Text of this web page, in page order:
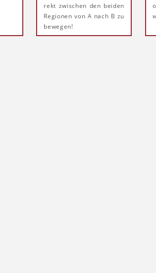
rekt zwi­schen den bei­den
Re­gio­nen von A nach B zu
be­we­gen!